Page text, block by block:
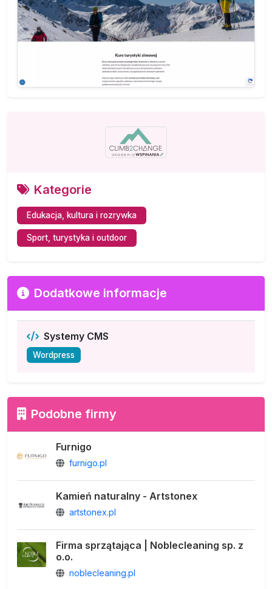
Kategorie
Edukacja, kultura i rozrywka
Sport, turystyka i outdoor
Dodatkowe informacje
Systemy CMS
Wordpress
Podobne firmy
Furnigo
furnigo.pl
Kamień naturalny - Artstonex
artstonex.pl
Firma sprzątająca | Noblecleaning sp. z
o.o.
noblecleaning.pl